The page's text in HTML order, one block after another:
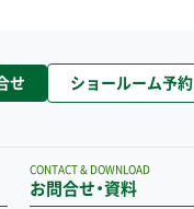
せ ショールーム予約
お問合せ・資料
CONTACT & DOWNLOAD